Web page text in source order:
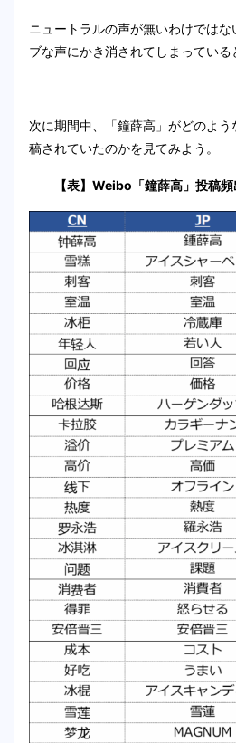
ニュートラルの声が無いわけではな
ブな声にかき消されてしまっている
次に期間中、「鐘薛高」がどのよ
稿されていたのかを見てみよう。
【表】Weibo「鐘薛高」投稿